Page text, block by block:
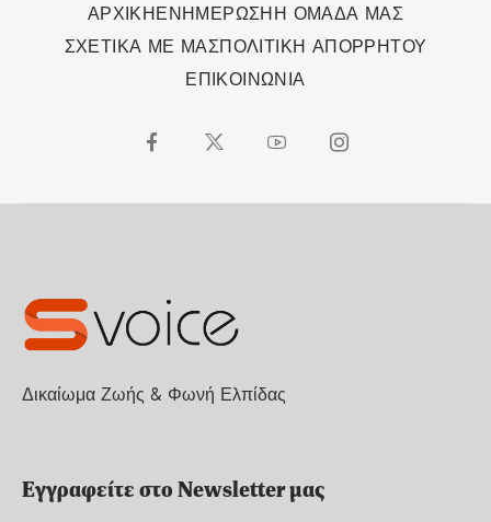
ΑΡΧΙΚΗΕΝΗΜΕΡΩΣΗΗ ΟΜΑΔΑ ΜΑΣ
ΣΧΕΤΙΚΑ ΜΕ ΜΑΣΠΟΛΙΤΙΚΗ ΑΠΟΡΡΗΤΟΥ
ΕΠΙΚΟΙΝΩΝΙΑ
Δικαίωμα Ζωής & Φωνή Ελπίδας
Εγγραφείτε στο Newsletter μας